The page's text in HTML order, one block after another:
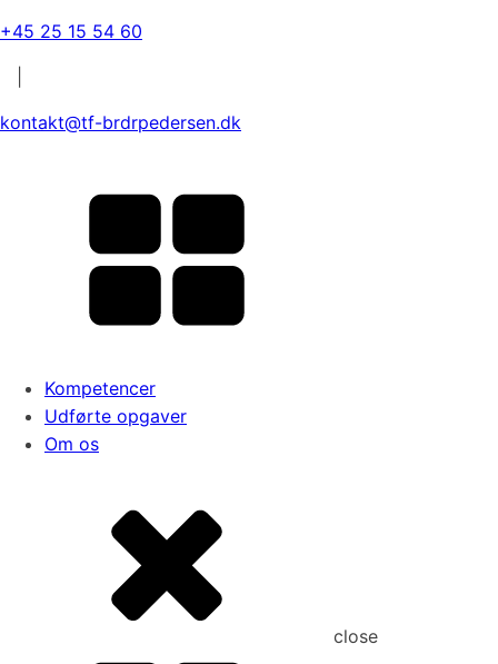
+45 25 15 54 60
kontakt@tf-brdrpedersen.dk
Kompetencer
Udførte opgaver
Om os
close